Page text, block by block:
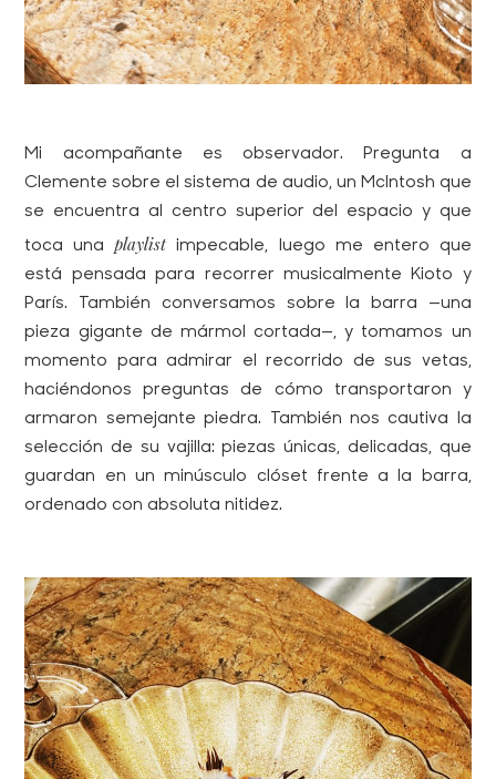
Mi acompañante es observador. Pregunta a
Clemente sobre el sistema de audio, un McIntosh que
se encuentra al centro superior del espacio y que
toca unaplaylistimpecable, luego me entero que
está pensada para recorrer musicalmente Kioto y
París. También conversamos sobre la barra —una
pieza gigante de mármol cortada—, y tomamos un
momento para admirar el recorrido de sus vetas,
haciéndonos preguntas de cómo transportaron y
armaron semejante piedra. También nos cautiva la
selección de su vajilla: piezas únicas, delicadas, que
guardan en un minúsculo clóset frente a la barra,
ordenado con absoluta nitidez.